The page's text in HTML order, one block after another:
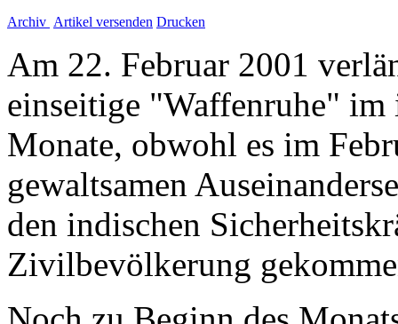
Archiv Artikel versenden Drucken
Am 22. Februar 2001
einseitige "Waffenruhe"
Monate, obwohl es im
gewaltsamen
den indischen
Zivilbevölkerung